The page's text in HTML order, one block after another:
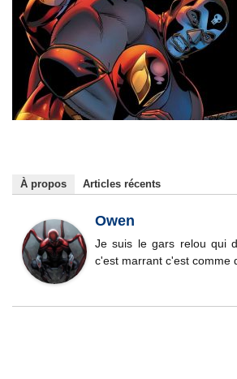
À propos Articles récents
Owen
Je suis le gars relou qui
c'est marrant c'est comme